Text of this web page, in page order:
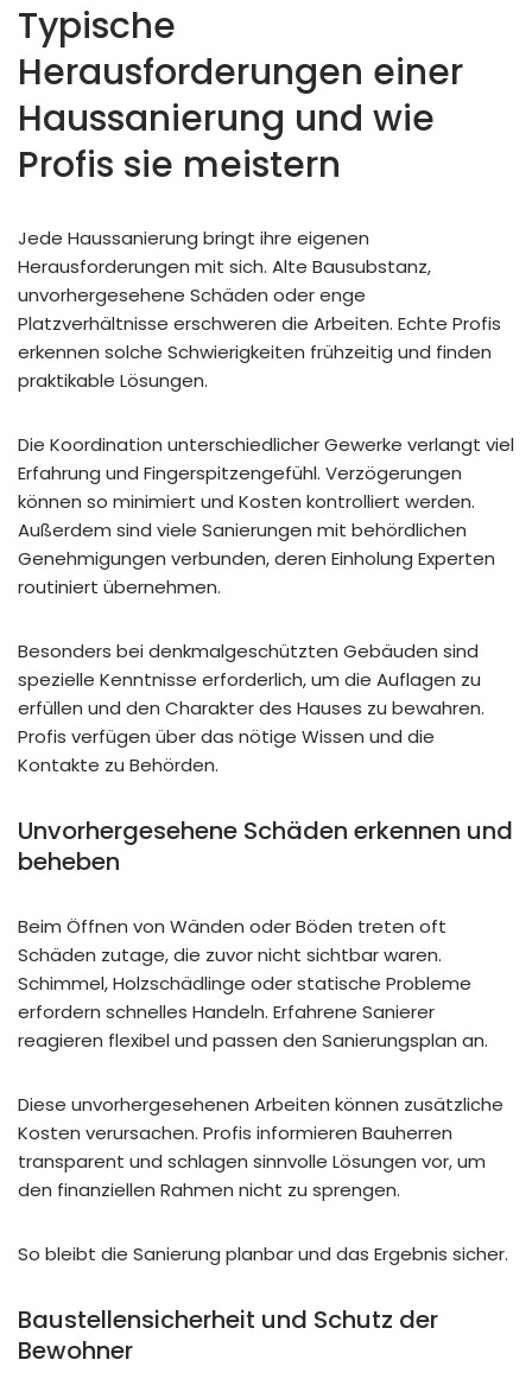
Typische
Herausforderungen einer
Haussanierung und wie
Profis sie meistern
Jede Haussanierung bringt ihre eigenen
Herausforderungen mit sich. Alte Bausubstanz,
unvorhergesehene Schäden oder enge
Platzverhältnisse erschweren die Arbeiten. Echte Profis
erkennen solche Schwierigkeiten frühzeitig und finden
praktikable Lösungen.
Die Koordination unterschiedlicher Gewerke verlangt viel
Erfahrung und Fingerspitzengefühl. Verzögerungen
können so minimiert und Kosten kontrolliert werden.
Außerdem sind viele Sanierungen mit behördlichen
Genehmigungen verbunden, deren Einholung Experten
routiniert übernehmen.
Besonders bei denkmalgeschützten Gebäuden sind
spezielle Kenntnisse erforderlich, um die Auflagen zu
erfüllen und den Charakter des Hauses zu bewahren.
Profis verfügen über das nötige Wissen und die
Kontakte zu Behörden.
Unvorhergesehene Schäden erkennen und
beheben
Beim Öffnen von Wänden oder Böden treten oft
Schäden zutage, die zuvor nicht sichtbar waren.
Schimmel, Holzschädlinge oder statische Probleme
erfordern schnelles Handeln. Erfahrene Sanierer
reagieren flexibel und passen den Sanierungsplan an.
Diese unvorhergesehenen Arbeiten können zusätzliche
Kosten verursachen. Profis informieren Bauherren
transparent und schlagen sinnvolle Lösungen vor, um
den finanziellen Rahmen nicht zu sprengen.
So bleibt die Sanierung planbar und das Ergebnis sicher.
Baustellensicherheit und Schutz der
Bewohner